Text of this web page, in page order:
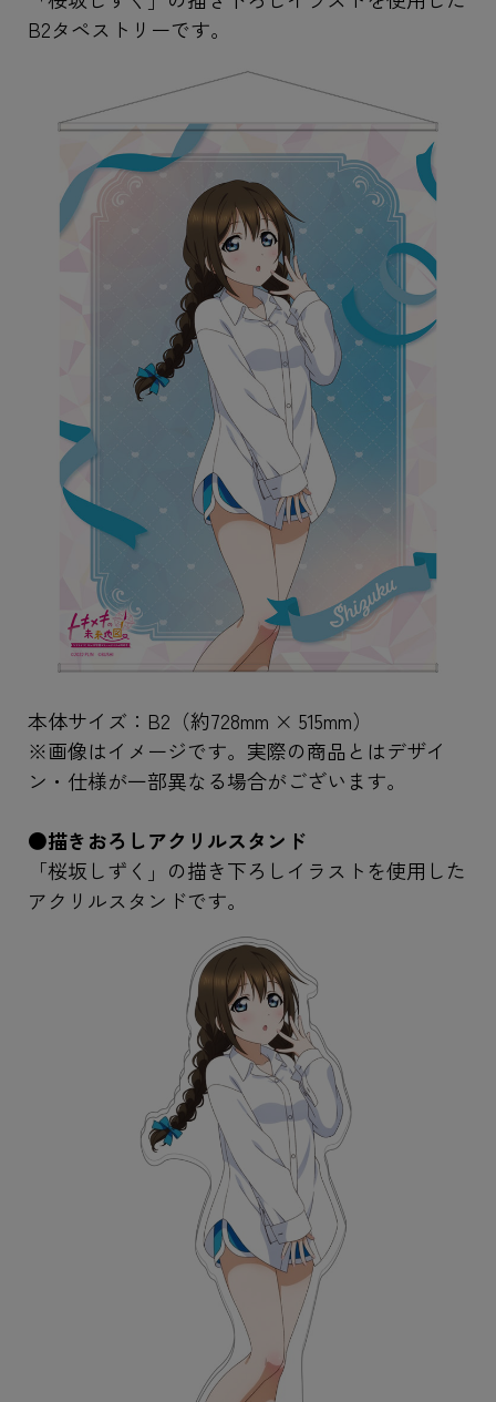
B2タペストリーです。
本体サイズ：B2（約728mm × 515mm）
※画像はイメージです。実際の商品とはデザイ
ン・仕様が一部異なる場合がございます。
●描きおろしアクリルスタンド
「桜坂しずく」の描き下ろしイラストを使用した
アクリルスタンドです。